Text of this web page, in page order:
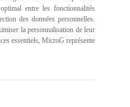
entre les fonctionnalités
des données personnelles.
la personnalisation de leur
essentiels, MicroG représente